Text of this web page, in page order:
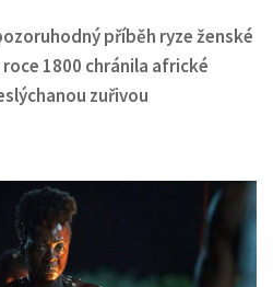
příběh ryze ženské
1800 chránila africké
zuřivou